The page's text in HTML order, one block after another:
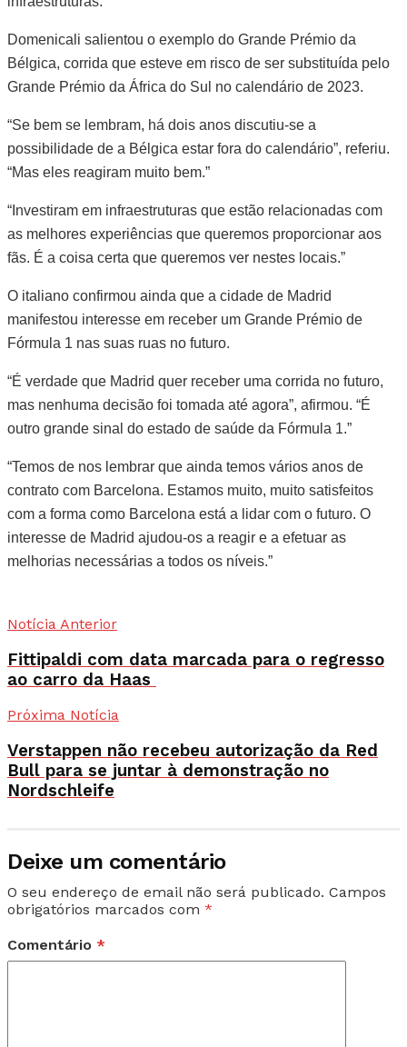
Domenicali salientou o exemplo do Grande Prémio da
Bélgica, corrida que esteve em risco de ser substituída pelo
Grande Prémio da África do Sul no calendário de 2023.
“Se bem se lembram, há dois anos discutiu-se a
possibilidade de a Bélgica estar fora do calendário”, referiu.
“Mas eles reagiram muito bem.”
“Investiram em infraestruturas que estão relacionadas com
as melhores experiências que queremos proporcionar aos
fãs. É a coisa certa que queremos ver nestes locais.”
O italiano confirmou ainda que a cidade de Madrid
manifestou interesse em receber um Grande Prémio de
Fórmula 1 nas suas ruas no futuro.
“É verdade que Madrid quer receber uma corrida no futuro,
mas nenhuma decisão foi tomada até agora”, afirmou. “É
outro grande sinal do estado de saúde da Fórmula 1.”
“Temos de nos lembrar que ainda temos vários anos de
contrato com Barcelona. Estamos muito, muito satisfeitos
com a forma como Barcelona está a lidar com o futuro. O
interesse de Madrid ajudou-os a reagir e a efetuar as
melhorias necessárias a todos os níveis.”
Notícia Anterior
Fittipaldi com data marcada para o regresso
ao carro da Haas
Próxima Notícia
Verstappen não recebeu autorização da Red
Bull para se juntar à demonstração no
Nordschleife
Deixe um comentário
O seu endereço de email não será publicado. Campos
obrigatórios marcados com *
Comentário *